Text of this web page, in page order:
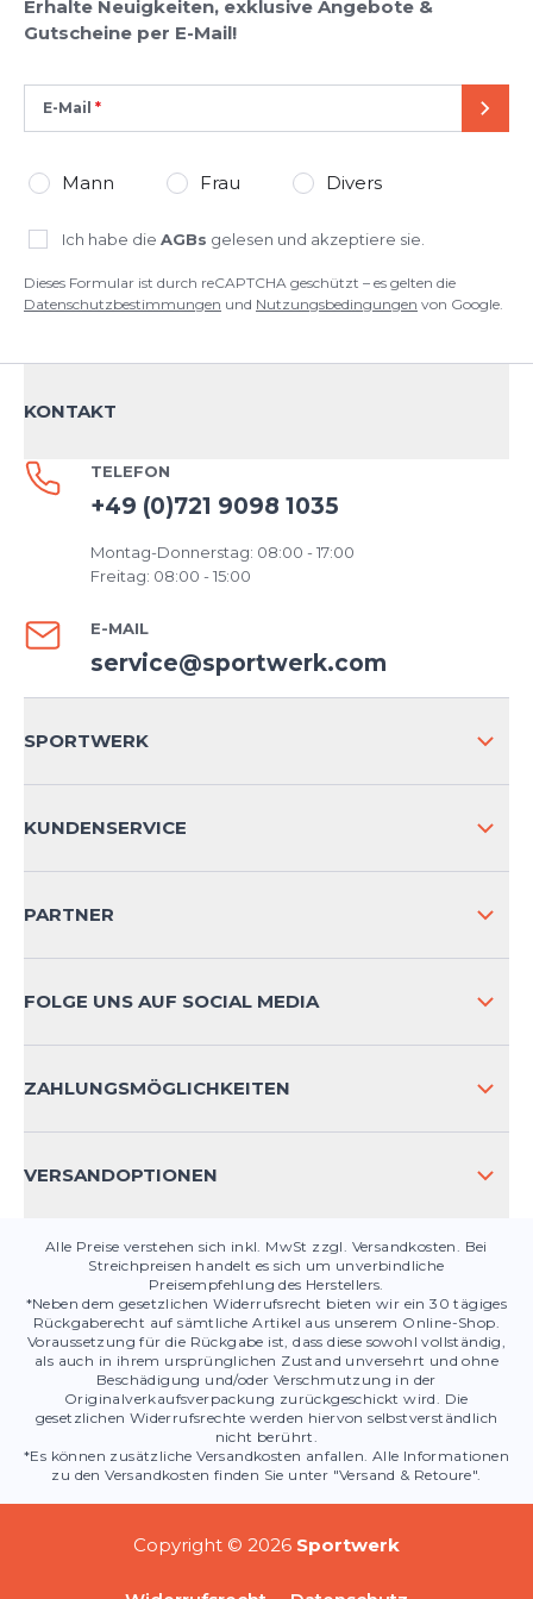
BEWERTUNG HINZUFÜGEN
Google.
Erhalte Neuigkeiten, exklusive Angebote &
Gutscheine per E-Mail!
E-Mail
Mann Frau Divers
Ich habe die AGBs gelesen und akzeptiere sie.
Dieses Formular ist durch reCAPTCHA geschützt – es gelten die
Datenschutzbestimmungen und Nutzungsbedingungen von Google.
KONTAKT
TELEFON
+49 (0)721 9098 1035
Montag-Donnerstag: 08:00 - 17:00
Freitag: 08:00 - 15:00
E-MAIL
service@sportwerk.com
SPORTWERK
KUNDENSERVICE
KONTAKT
PRODUKTSICHERHEIT
PARTNER
FOLGE UNS AUF SOCIAL MEDIA
ZAHLUNGSMÖGLICHKEITEN
VERSANDOPTIONEN
Alle Preise verstehen sich inkl. MwSt zzgl. Versandkosten. Bei
Streichpreisen handelt es sich um unverbindliche
Preisempfehlung des Herstellers.
*Neben dem gesetzlichen Widerrufsrecht bieten wir ein 30 tägiges
Rückgaberecht auf sämtliche Artikel aus unserem Online-Shop.
Voraussetzung für die Rückgabe ist, dass diese sowohl vollständig,
als auch in ihrem ursprünglichen Zustand unversehrt und ohne
Beschädigung und/oder Verschmutzung in der
Originalverkaufsverpackung zurückgeschickt wird. Die
gesetzlichen Widerrufsrechte werden hiervon selbstverständlich
nicht berührt.
*Es können zusätzliche Versandkosten anfallen. Alle Informationen
zu den Versandkosten finden Sie unter "Versand & Retoure".
Copyright © 2026 Sportwerk